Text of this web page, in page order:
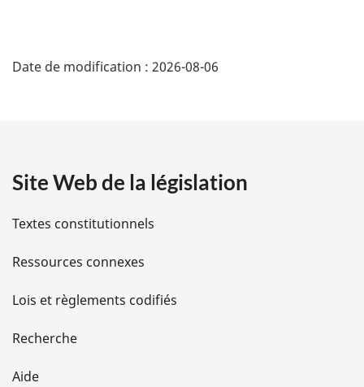
é
i
l
s
d
e
l
Date de modification : 2026-08-06
Site Web de la législation
Textes constitutionnels
Ressources connexes
Lois et règlements codifiés
Recherche
Aide